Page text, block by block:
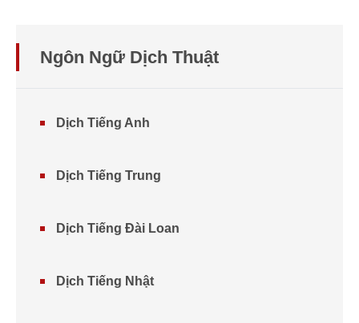
Ngôn Ngữ Dịch Thuật
Dịch Tiếng Anh
Dịch Tiếng Trung
Dịch Tiếng Đài Loan
Dịch Tiếng Nhật